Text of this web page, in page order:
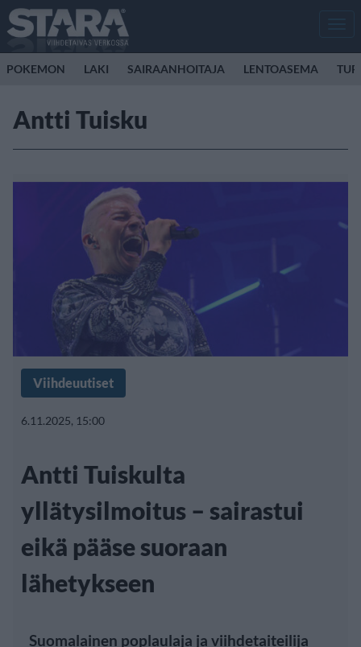
POKEMON LAKI SAIRAANHOITAJA LENTOASEMA
Antti Tuisku
Viihdeuutiset
6.11.2025, 15:00
Antti Tuiskulta
yllätysilmoitus – sairastui
eikä pääse suoraan
lähetykseen
Suomalainen poplaulaja ja viihdetaiteilija